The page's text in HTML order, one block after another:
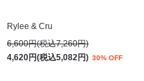
Rylee & Cru
6,600円(税込7,260円)
4,620円(税込5,082円) 30% OFF